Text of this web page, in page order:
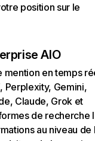
position sur le
AIO
mention en temps
Perplexity, Gemini,
Claude, Grok et
de recherche
au niveau de